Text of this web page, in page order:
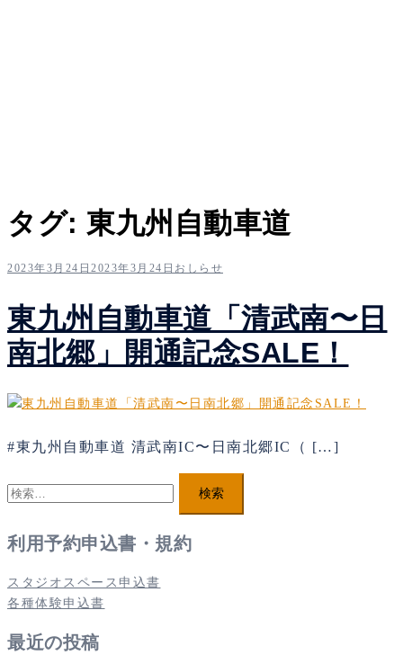
タグ: 東九州自動車道
2023年3月24日 2023年3月24日 おしらせ
東九州自動車道「清武南〜日
南北郷」開通記念SALE！
#東九州自動車道 清武南IC〜日南北郷IC（ […]
検
索:
利用予約申込書・規約
スタジオスペース申込書
各種体験申込書
最近の投稿